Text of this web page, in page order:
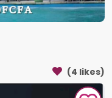
(4 likes)